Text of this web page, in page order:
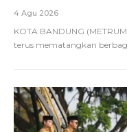
4 Agu 2026
KOTA BANDUNG
terus mematangkan